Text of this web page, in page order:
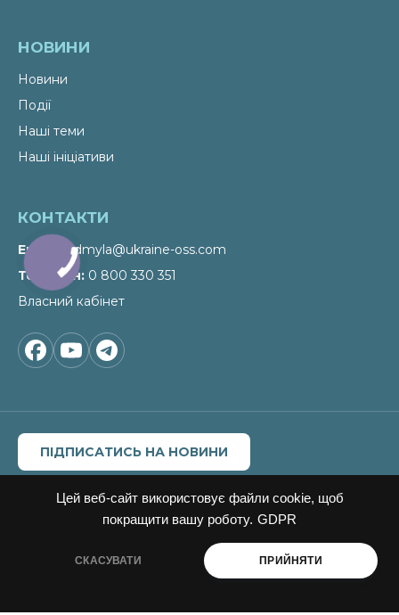
Цей веб-сайт використовує файли cookie, щоб
покращити вашу роботу. GDPR
СКАСУВАТИ ПРИЙНЯТИ
НОВИНИ
Новини
Події
Наші теми
Наші ініціативи
КОНТАКТИ
Email
liudmyla@ukraine-oss.com
Телефон 0 800 330 351
Власний кабінет
ПІДПИСАТИСЬ НА НОВИНИ
Цитування, копіювання окремих частин текстів чи
зображень, передрук чи будь-яке інше поширення
інформації Офісу сталих рішень можливе за умови
Для інтернет-видань гіперпосилання є обов'язковим.
Матеріали в блоці «Новини» можуть публікуватись на